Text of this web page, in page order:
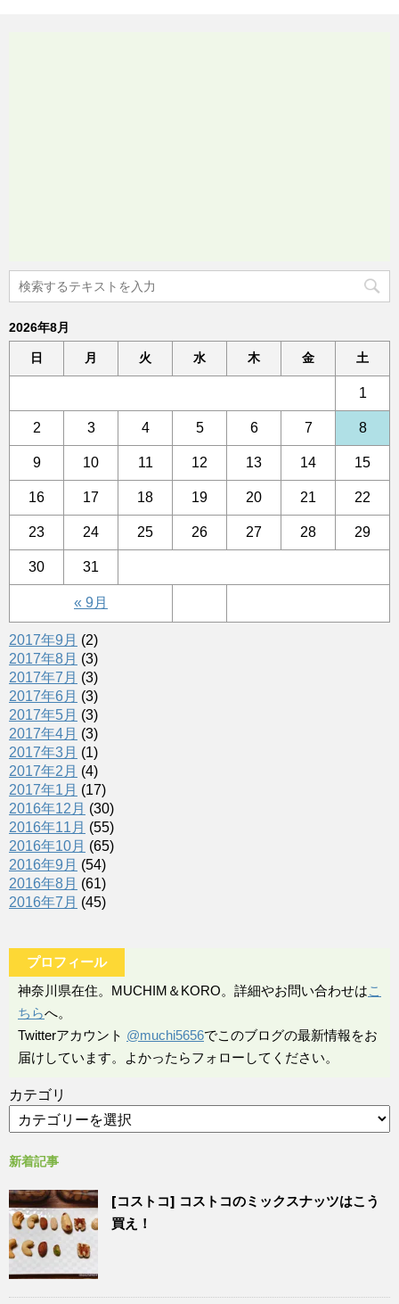
2026年8月
日 月 火 水 木 金 土
« 9月
1
2 3 4 5 6 7 8
9 10 11 12 13 14 15
16 17 18 19 20 21 22
23 24 25 26 27 28 29
30 31
2017年9月 (2)
2017年8月 (3)
2017年7月 (3)
2017年6月 (3)
2017年5月 (3)
2017年4月 (3)
2017年3月 (1)
2017年2月 (4)
2017年1月 (17)
2016年12月 (30)
2016年11月 (55)
2016年10月 (65)
2016年9月 (54)
2016年8月 (61)
2016年7月 (45)
プロフィール
神奈川県在住。MUCHIM＆KORO。詳細やお問い合わせはこ
ちらへ。
Twitterアカウント @muchi5656でこのブログの最新情報をお
届けしています。よかったらフォローしてください。
カテゴリ
新着記事
[コストコ] コストコのミックスナッツはこう
買え！